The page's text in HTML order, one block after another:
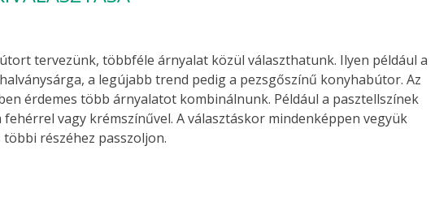
tervezünk, többféle árnyalat közül választhatunk. Ilyen például a
a legújabb trend pedig a pezsgőszínű konyhabútor. Az
érdemes több árnyalatot kombinálnunk. Például a pasztellszínek
vagy krémszínűvel. A választáskor mindenképpen vegyük
részéhez passzoljon.